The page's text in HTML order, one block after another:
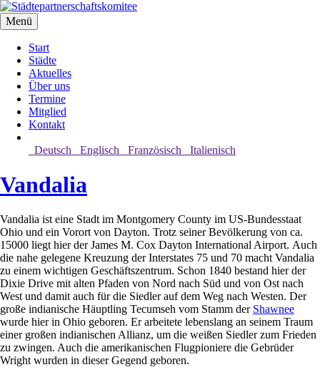
Menü
Start
Städte
Aktuelles
Über uns
Termine
Mitglied
Kontakt
Deutsch Englisch Französisch Italienisch
Vandalia
Vandalia ist eine Stadt im Montgomery County im US-Bundesstaat
Ohio und ein Vorort von Dayton. Trotz seiner Bevölkerung von ca.
15000 liegt hier der James M. Cox Dayton International Airport. Auch
die nahe gelegene Kreuzung der Interstates 75 und 70 macht Vandalia
zu einem wichtigen Geschäftszentrum. Schon 1840 bestand hier der
Dixie Drive mit alten Pfaden von Nord nach Süd und von Ost nach
West und damit auch für die Siedler auf dem Weg nach Westen. Der
große indianische Häuptling Tecumseh vom Stamm der Shawnee
wurde hier in Ohio geboren. Er arbeitete lebenslang an seinem Traum
einer großen indianischen Allianz, um die weißen Siedler zum Frieden
zu zwingen. Auch die amerikanischen Flugpioniere die Gebrüder
Wright wurden in dieser Gegend geboren.